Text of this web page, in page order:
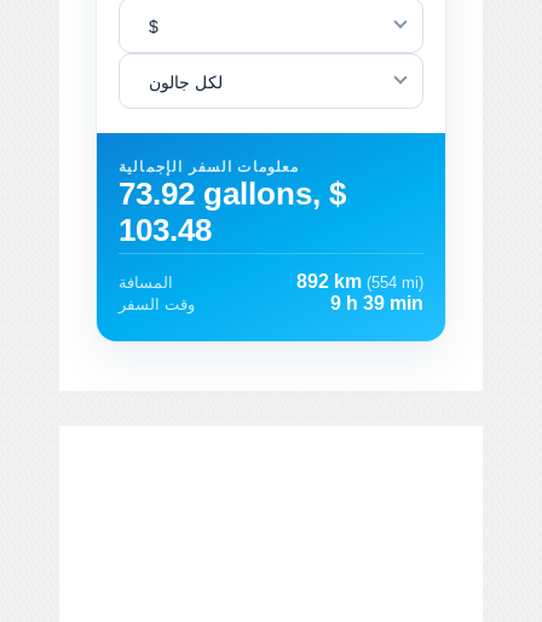
$
لكل جالون
معلومات السفر الإجمالية
73.92 gallons, $
103.48
المسافة 892 km (554 mi)
وقت السفر
9 h 39 min